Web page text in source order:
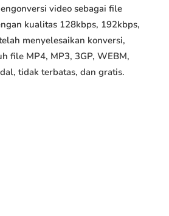
video sebagai file
kualitas 128kbps, 192kbps,
menyelesaikan konversi,
file MP4, MP3, 3GP, WEBM,
tidak terbatas, dan gratis.